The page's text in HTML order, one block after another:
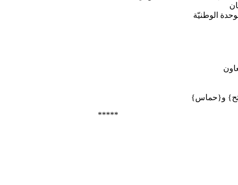
الوطنيّة
و{حماس}
*****